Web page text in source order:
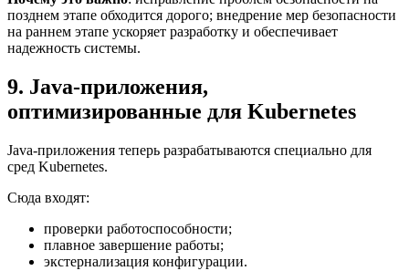
позднем этапе обходится дорого; внедрение мер безопасности
на раннем этапе ускоряет разработку и обеспечивает
надежность системы.
9. Java-приложения,
оптимизированные для Kubernetes
Java-приложения теперь разрабатываются специально для
сред Kubernetes.
Сюда входят:
проверки работоспособности;
плавное завершение работы;
экстернализация конфигурации.